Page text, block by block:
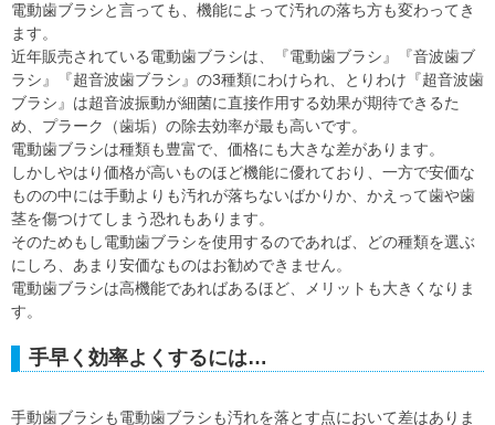
電動歯ブラシと言っても、機能によって汚れの落ち方も変わってき
ます。
近年販売されている電動歯ブラシは、『電動歯ブラシ』『音波歯ブ
ラシ』『超音波歯ブラシ』の3種類にわけられ、とりわけ『超音波歯
ブラシ』は超音波振動が細菌に直接作用する効果が期待できるた
め、プラーク（歯垢）の除去効率が最も高いです。
電動歯ブラシは種類も豊富で、価格にも大きな差があります。
しかしやはり価格が高いものほど機能に優れており、一方で安価な
ものの中には手動よりも汚れが落ちないばかりか、かえって歯や歯
茎を傷つけてしまう恐れもあります。
そのためもし電動歯ブラシを使用するのであれば、どの種類を選ぶ
にしろ、あまり安価なものはお勧めできません。
電動歯ブラシは高機能であればあるほど、メリットも大きくなりま
す。
手早く効率よくするには…
手動歯ブラシも電動歯ブラシも汚れを落とす点において差はありま